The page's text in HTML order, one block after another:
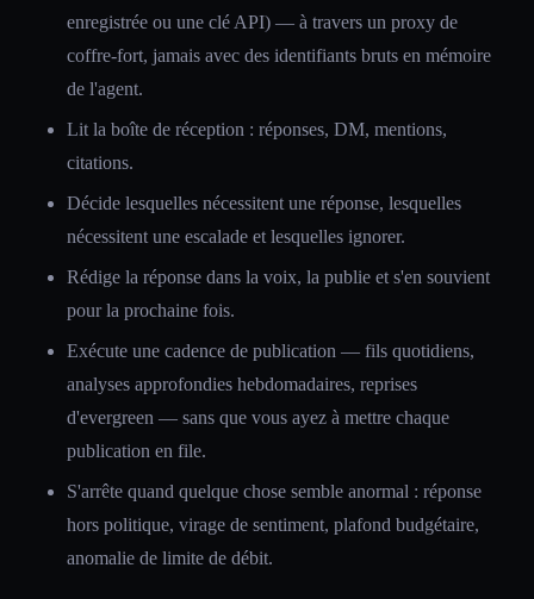
enregistrée ou une clé API) — à travers un proxy de
coffre-fort, jamais avec des identifiants bruts en mémoire
de l'agent.
Lit la boîte de réception : réponses, DM, mentions,
citations.
Décide lesquelles nécessitent une réponse, lesquelles
nécessitent une escalade et lesquelles ignorer.
Rédige la réponse dans la voix, la publie et s'en souvient
pour la prochaine fois.
Exécute une cadence de publication — fils quotidiens,
analyses approfondies hebdomadaires, reprises
d'evergreen — sans que vous ayez à mettre chaque
publication en file.
S'arrête quand quelque chose semble anormal : réponse
hors politique, virage de sentiment, plafond budgétaire,
anomalie de limite de débit.